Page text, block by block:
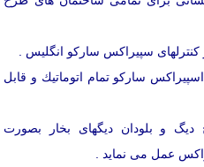
ساركو تمام اتوماتیك و قابل
دیگ و بلودان دیگهای بخار بصورت
عمل می نماید .